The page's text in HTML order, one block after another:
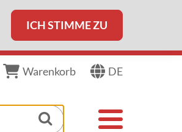
ICH STIMME ZU
Warenkorb DE
Toggle